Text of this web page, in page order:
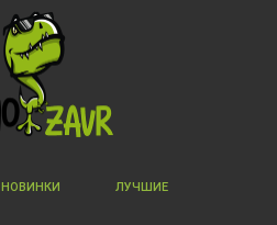
НОВИНКИ ЛУЧШИЕ